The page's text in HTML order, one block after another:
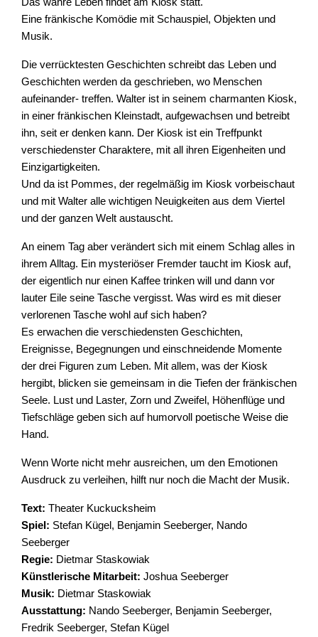
Eine fränkische Komödie mit Schauspiel, Objekten und
Musik.
Die verrücktesten Geschichten schreibt das Leben und
Geschichten werden da geschrieben, wo Menschen
aufeinander- treffen. Walter ist in seinem charmanten Kiosk,
in einer fränkischen Kleinstadt, aufgewachsen und betreibt
ihn, seit er denken kann. Der Kiosk ist ein Treffpunkt
verschiedenster Charaktere, mit all ihren Eigenheiten und
Einzigartigkeiten.
Und da ist Pommes, der regelmäßig im Kiosk vorbeischaut
und mit Walter alle wichtigen Neuigkeiten aus dem Viertel
und der ganzen Welt austauscht.
An einem Tag aber verändert sich mit einem Schlag alles in
ihrem Alltag. Ein mysteriöser Fremder taucht im Kiosk auf,
der eigentlich nur einen Kaffee trinken will und dann vor
lauter Eile seine Tasche vergisst. Was wird es mit dieser
verlorenen Tasche wohl auf sich haben?
Es erwachen die verschiedensten Geschichten,
Ereignisse, Begegnungen und einschneidende Momente
der drei Figuren zum Leben. Mit allem, was der Kiosk
hergibt, blicken sie gemeinsam in die Tiefen der fränkischen
Seele. Lust und Laster, Zorn und Zweifel, Höhenflüge und
Tiefschläge geben sich auf humorvoll poetische Weise die
Hand.
Wenn Worte nicht mehr ausreichen, um den Emotionen
Ausdruck zu verleihen, hilft nur noch die Macht der Musik.
Text: Theater Kuckucksheim
Spiel: Stefan Kügel, Benjamin Seeberger, Nando
Seeberger
Regie: Dietmar Staskowiak
Künstlerische Mitarbeit: Joshua Seeberger
Musik: Dietmar Staskowiak
Ausstattung: Nando Seeberger, Benjamin Seeberger,
Fredrik Seeberger, Stefan Kügel